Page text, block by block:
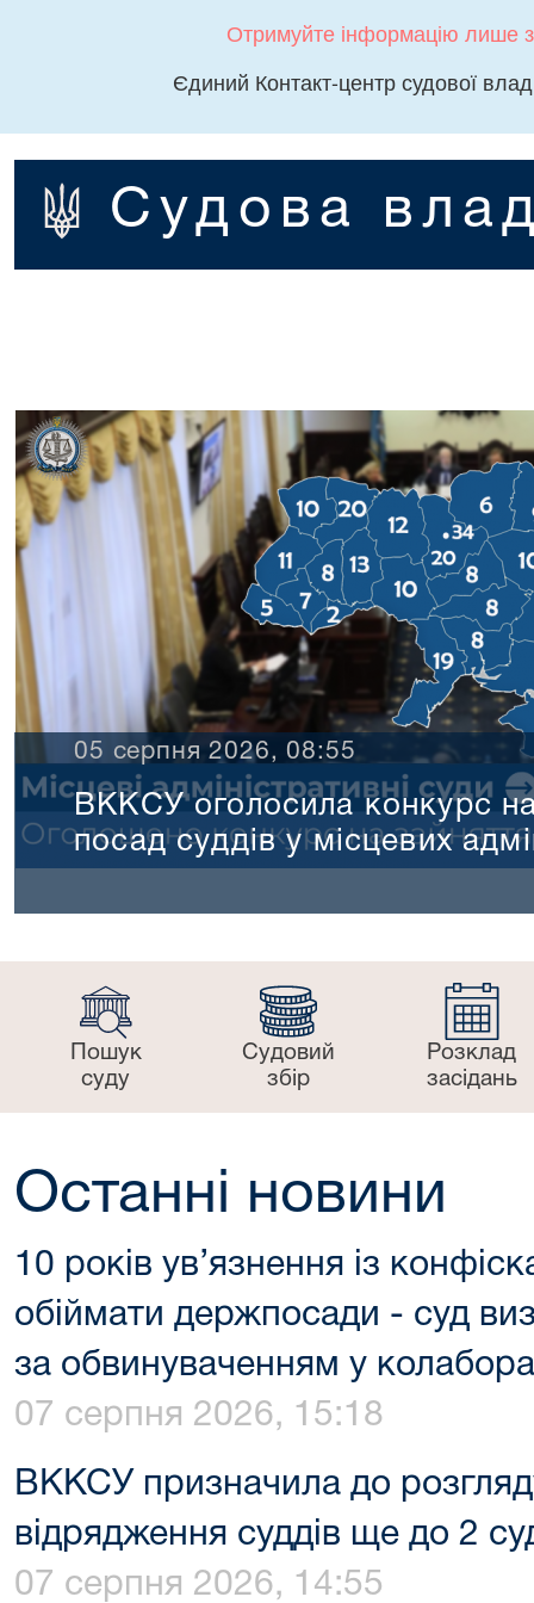
Отримуйте інформацію лише
Єдиний Контакт-центр судової
Судова
05 серпня 2026, 08:55
ВККСУ оголосила конкурс
посад суддів у місцевих
Пошук
суду
Судовий
збір
Розклад
засідань
Останні новини
10 років ув’язнення із
обіймати держпосади - суд
за обвинуваченням у
07 серпня 2026, 15:18
ВККСУ призначила до
відрядження суддів ще до 2
07 серпня 2026, 14:55